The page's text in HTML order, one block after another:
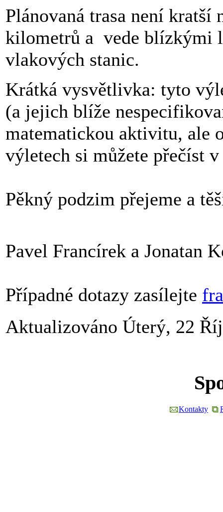
Plánovaná trasa není kratší
kilometrů a vede blízkými
vlakových stanic.
Krátká vysvětlivka: tyto
(a jejich blíže
matematickou aktivitu, ale
výletech si můžete přečíst
Pěkný podzim přejeme a
Pavel Francírek a Jonatan
Případné dotazy zasílejte
Aktualizováno Úterý, 22
Kontakty